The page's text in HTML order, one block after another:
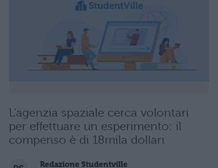
L'agenzia spaziale cerca volontari
per effettuare un esperimento: il
compenso è di 18mila dollari
Redazione Studentville